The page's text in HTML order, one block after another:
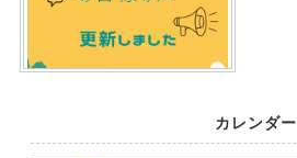
カレンダー